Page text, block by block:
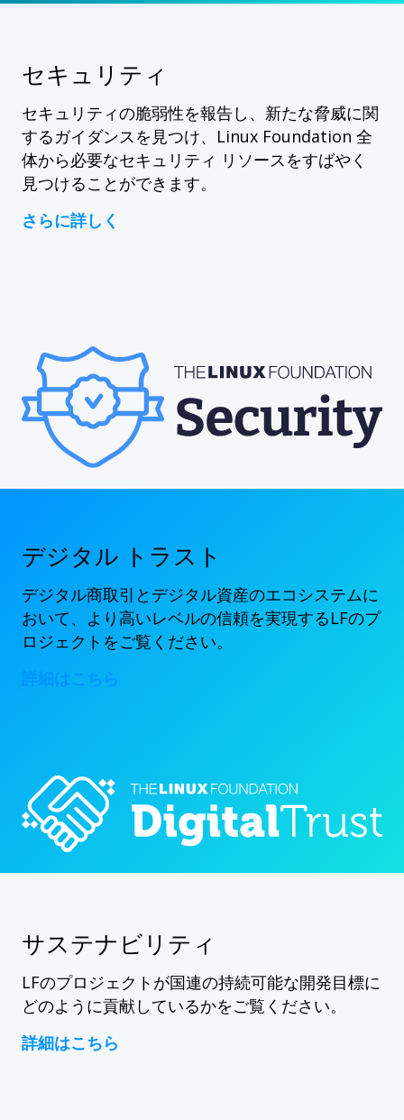
セキュリティ
セキュリティの脆弱性を報告し、新たな脅威に関
するガイダンスを見つけ、Linux Foundation 全
体から必要なセキュリティ リソースをすばやく
見つけることができます。
さらに詳しく
デジタル トラスト
デジタル商取引とデジタル資産のエコシステムに
おいて、より高いレベルの信頼を実現するLFのプ
ロジェクトをご覧ください。
詳細はこちら
サステナビリティ
LFのプロジェクトが国連の持続可能な開発目標に
どのように貢献しているかをご覧ください。
詳細はこちら